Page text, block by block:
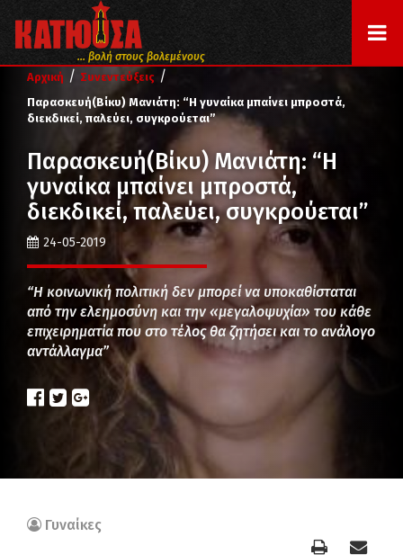
... βολή στους βολεμένους
Αρχική / Συνεντεύξεις /
Παρασκευή(Βίκυ) Μανιάτη: “Η γυναίκα μπαίνει μπροστά,
διεκδικεί, παλεύει, συγκρούεται”
Παρασκευή(Βίκυ) Μανιάτη: “Η
γυναίκα μπαίνει μπροστά,
διεκδικεί, παλεύει, συγκρούεται”
24-05-2019
“Η κοινωνική πολιτική δεν μπορεί να υποκαθίσταται
από την ελεημοσύνη και την «μεγαλοψυχία» του κάθε
επιχειρηματία που στο τέλος θα ζητήσει και το ανάλογο
αντάλλαγμα”
Γυναίκες